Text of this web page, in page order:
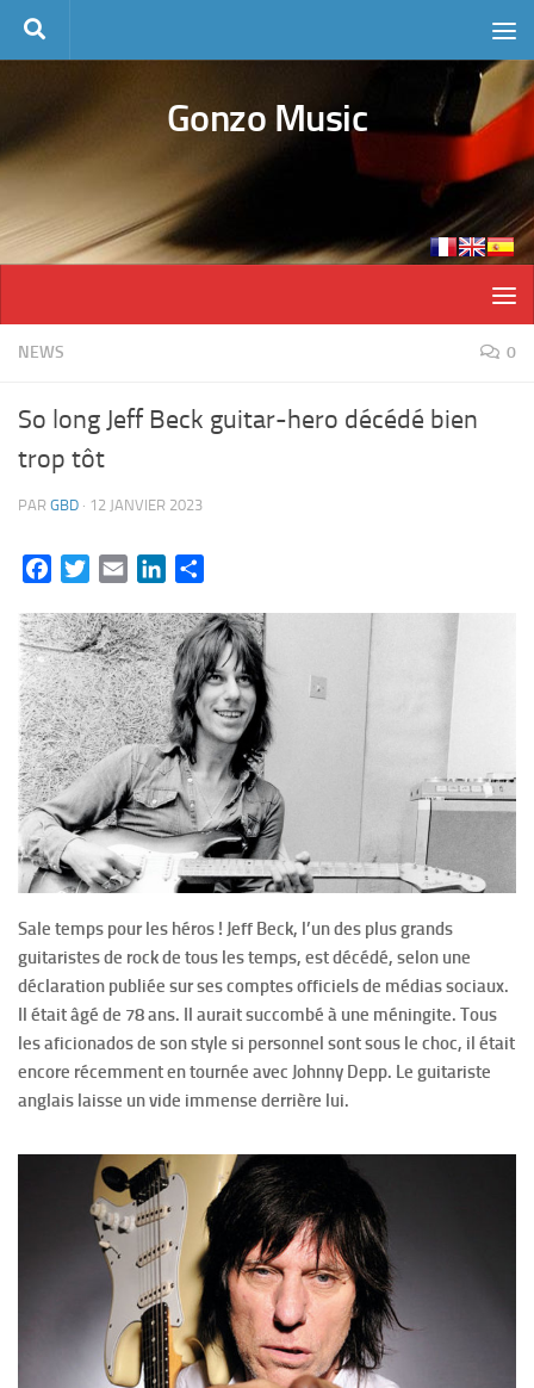
Skip to content
Gonzo Music
NEWS 0
So long Jeff Beck guitar-hero décédé bien
trop tôt
PAR GBD · 12 JANVIER 2023
FacebookTwitterEmail LinkedIn
Sale temps pour les héros ! Jeff Beck, l’un des plus grands
guitaristes de rock de tous les temps, est décédé, selon une
déclaration publiée sur ses comptes officiels de médias sociaux.
Il était âgé de 78 ans. Il aurait succombé à une méningite. Tous
les aficionados de son style si personnel sont sous le choc, il était
encore récemment en tournée avec Johnny Depp. Le guitariste
anglais laisse un vide immense derrière lui.